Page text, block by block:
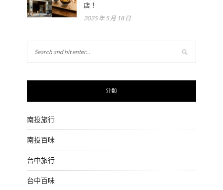
店！
2025 年 5 月 18 日
分類
南投旅行
南投百味
台中旅行
台中百味